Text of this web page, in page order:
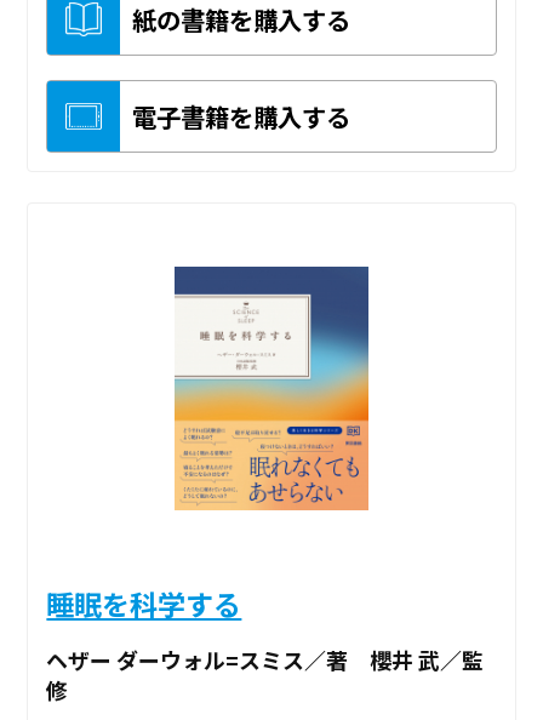
紙の書籍を購入する
電子書籍を購入する
睡眠を科学する
ヘザー ダーウォル=スミス／著 櫻井 武／監
修